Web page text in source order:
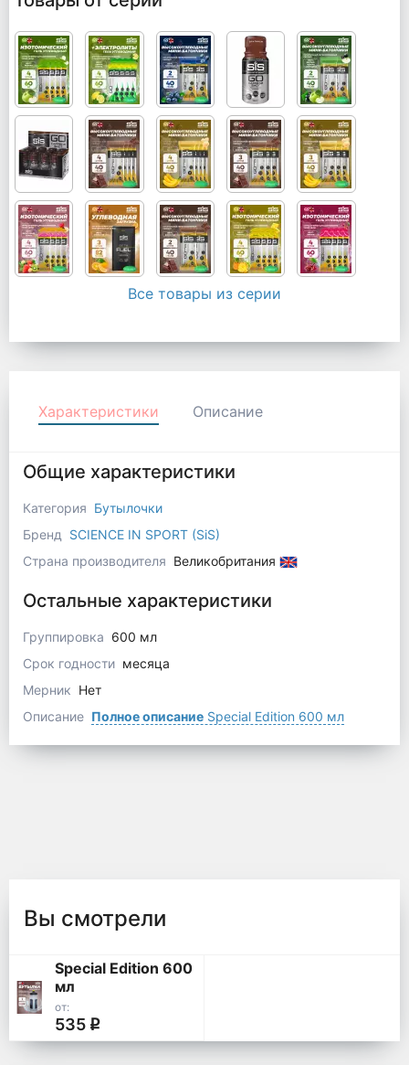
Все товары из серии
Характеристики Описание
Общие характеристики
Категория Бутылочки
Бренд
SCIENCE IN SPORT (SiS)
Страна производителя Великобритания
Остальные характеристики
Группировка 600 мл
Срок годности месяца
Мерник Нет
Описание Полное описаниеSpecial Edition 600 мл
Вы смотрели
Special Edition 600
мл
от:
535 q